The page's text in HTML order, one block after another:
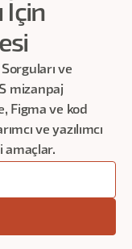
İçin
ve
mizanpaj
Figma ve kod
ve yazılımcı
amaçlar.